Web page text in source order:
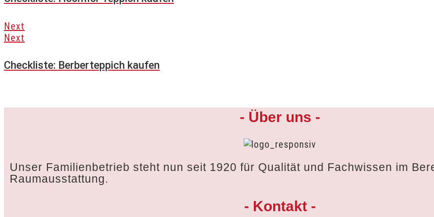
Next
Next
Checkliste: Berberteppich kaufen
- Über uns -
Unser Familienbetrieb steht nun seit 1920 für Qualität und Fachwissen im
Raumausstattung.
- Kontakt -